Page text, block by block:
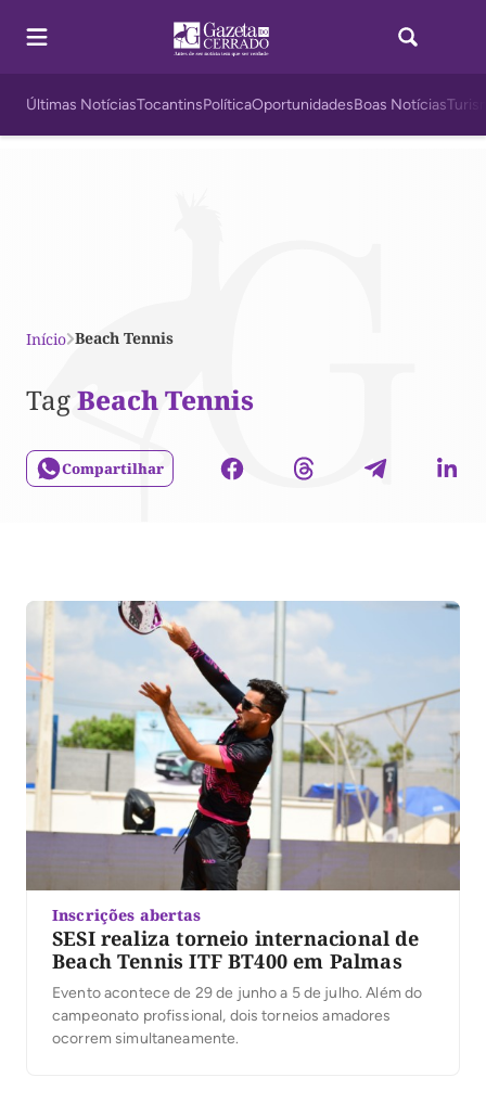
Últimas NotíciasTocantinsPolíticaOportunidadesBoas Notícias
Início Beach Tennis
TagBeach Tennis
Compartilhar
Inscrições abertas
SESI realiza torneio internacional de
Beach Tennis ITF BT400 em Palmas
Evento acontece de 29 de junho a 5 de julho. Além do
campeonato profissional, dois torneios amadores
ocorrem simultaneamente.